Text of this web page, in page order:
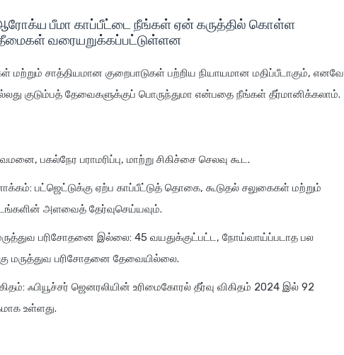
ஆரோக்ய பீமா காப்பீட்டை நீங்கள் ஏன் கருத்தில் கொள்ள
வரையறுக்கப்பட்டுள்ளன
மற்றும் சாத்தியமான குறைபாடுகள் பற்றிய நியாயமான மதிப்பீடாகும், எனவே
குடும்பத் தேவைகளுக்குப் பொருந்துமா என்பதை நீங்கள் தீர்மானிக்கலாம்.
பகல்நேர பராமரிப்பு, மாற்று சிகிச்சை செலவு கூட.
பட்ஜெட்டுக்கு ஏற்ப காப்பீட்டுத் தொகை, கூடுதல் சலுகைகள் மற்றும்
அளவைத் தேர்வுசெய்யவும்.
மருத்துவ பரிசோதனை இல்லை: 45 வயதுக்குட்பட்ட, நோய்வாய்ப்படாத பல
மருத்துவ பரிசோதனை தேவையில்லை.
ஃபியூச்சர் ஜெனரலியின் உரிமைகோரல் தீர்வு விகிதம் 2024 இல் 92
உள்ளது.